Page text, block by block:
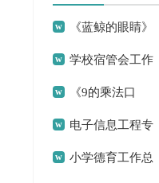
《蓝鲸的眼睛》
读后感(汇编15篇)
学校宿管会工作
计划《9的乘法口
诀》二年级数学教
学反思
电子信息工程专
业自荐信
小学德育工作总